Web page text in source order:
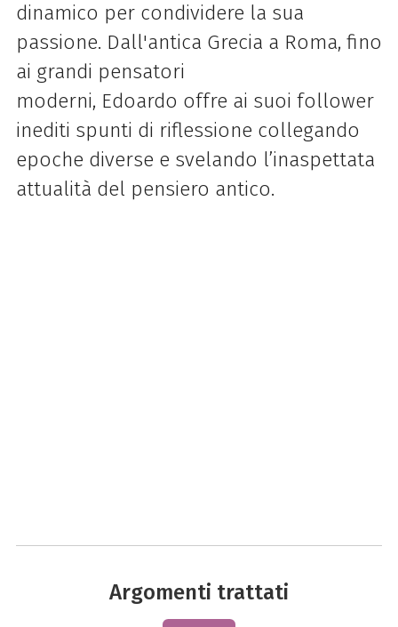
dinamico per condividere la sua
passione. Dall'antica Grecia a Roma, fino
ai grandi pensatori
moderni, Edoardo offre ai suoi follower
inediti spunti di riflessione collegando
epoche diverse e svelando l’inaspettata
attualità del pensiero antico.
Argomenti trattati